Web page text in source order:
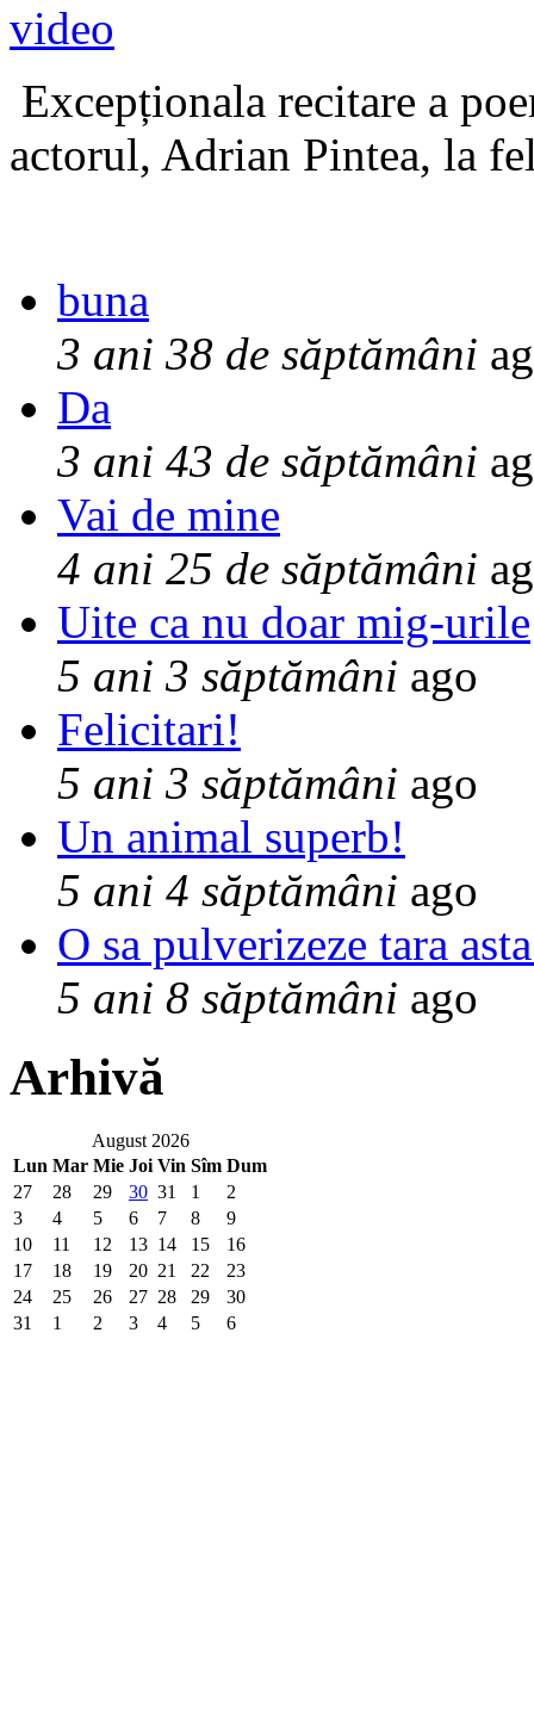
Excepționala recitare a
actorul, Adrian Pintea, la
buna
3 ani 38 de săptămâni
Da
3 ani 43 de săptămâni
Vai de mine
4 ani 25 de săptămâni
Uite ca nu doar mig-urile
5 ani 3 săptămâni ago
Felicitari!
5 ani 3 săptămâni ago
Un animal superb!
5 ani 4 săptămâni ago
O sa pulverizeze tara
5 ani 8 săptămâni ago
Arhivă
August 2026
Lun Mar Mie Joi Vin Sîm Dum
27
28 29 30 31 1
2
3
4 5 6 7 8
9
10
11 12 13 14 15
16
17
18 19 20 21 22
23
24
25 26 27 28 29
30
31
1 2 3 4 5 6